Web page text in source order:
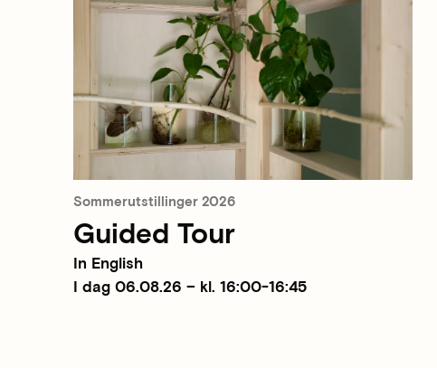
Sommerutstillinger 2026
Guided Tour
In English
I dag 06.08.26 – kl. 16:00-16:45